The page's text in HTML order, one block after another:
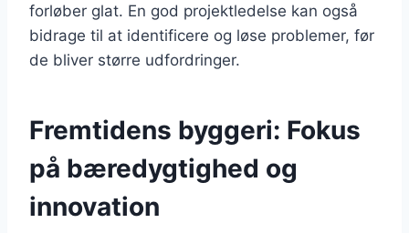
forløber glat. En god projektledelse kan også
bidrage til at identificere og løse problemer, før
de bliver større udfordringer.
Fremtidens byggeri: Fokus
på bæredygtighed og
innovation